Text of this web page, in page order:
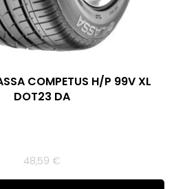
COMPETUS H/P 99V XL
DOT23 DA
48,59 €